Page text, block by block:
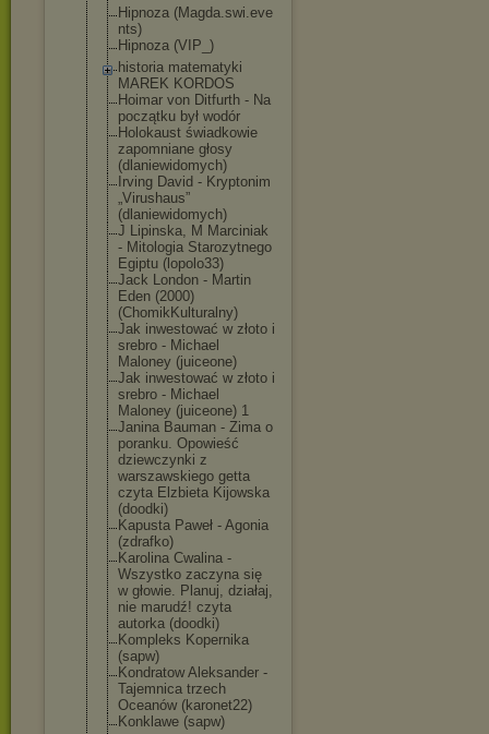
Hipnoza (Magda.swi.eve
nts)
Hipnoza (VIP_)
historia matematyki
MAREK KORDOS
Hoimar von Ditfurth - Na
początku był wodór
Holokaust świadkowie
zapomniane głosy
(dlaniewidomyc h)
Irving David - Kryptonim
„Virushaus”
(dlaniewidomyc h)
J Lipinska, M Marciniak
- Mitologia Starozytnego
Egiptu (lopolo33)
Jack London - Martin
Eden (2000)
(ChomikKultura lny)
Jak inwestować w złoto i
srebro - Michael
Maloney (juiceone)
Jak inwestować w złoto i
srebro - Michael
Maloney (juiceone) 1
Janina Bauman - Zima o
poranku. Opowieść
dziewczynki z
warszawskiego getta
czyta Elzbieta Kijowska
(doodki)
Kapusta Paweł - Agonia
(zdrafko)
Karolina Cwalina -
Wszystko zaczyna się
w głowie. Planuj, działaj,
nie marudź! czyta
autorka (doodki)
Kompleks Kopernika
(sapw)
Kondratow Aleksander -
Tajemnica trzech
Oceanów (karonet22)
Konklawe (sapw)